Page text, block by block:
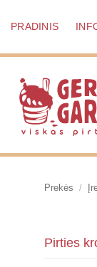
PRADINIS
Prekės /
Pirties